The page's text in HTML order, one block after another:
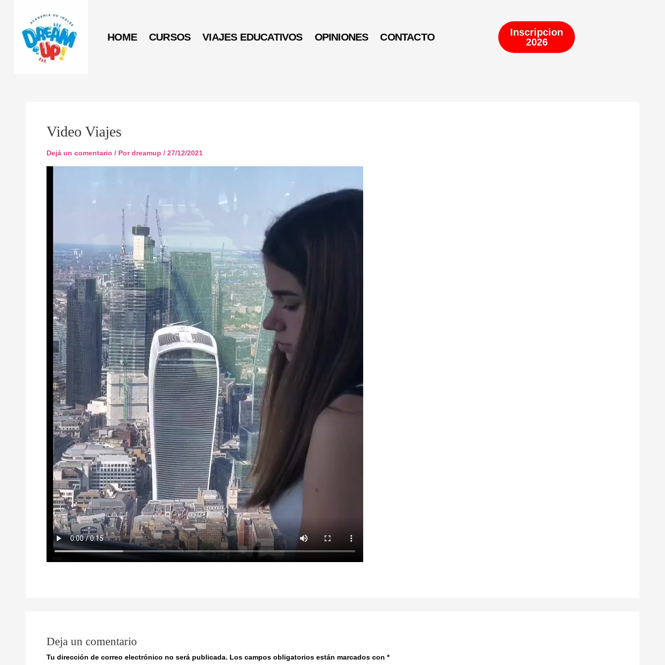
contenido
HOME CURSOS VIAJES EDUCATIVOS OPINIONES CONTACTO
Inscripcion
2026
Video Viajes
Dejá un comentario / Pordreamup / 27/12/2021
Deja un comentario
Tu dirección de correo electrónico no será publicada. Los campos obligatorios están marcados con *